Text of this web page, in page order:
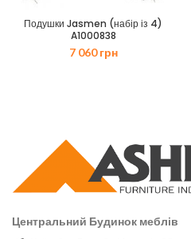
Подушки Jasmen (набір із 4)
A1000838
7 060грн
Центральний Будинок меблів